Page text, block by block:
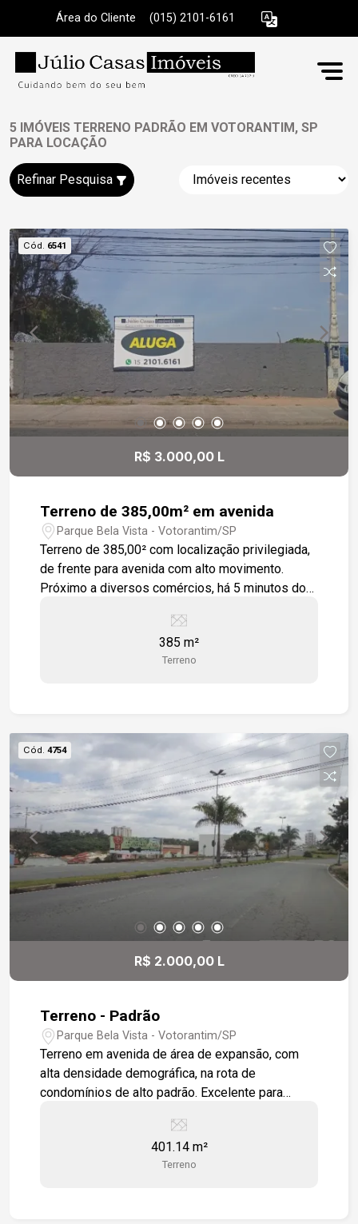
Área do Cliente (015) 2101-6161
5 IMÓVEIS TERRENO PADRÃO EM VOTORANTIM, SP
PARA LOCAÇÃO
Refinar Pesquisa
Cód. 6541
R$ 3.000,00 L
Terreno de 385,00m² em avenida
Parque Bela Vista - Votorantim/SP
Terreno de 385,00² com localização privilegiada,
de frente para avenida com alto movimento.
Próximo a diversos comércios, há 5 minutos do
385 m²
Terreno
Cód. 4754
R$ 2.000,00 L
Terreno - Padrão
Parque Bela Vista - Votorantim/SP
Terreno em avenida de área de expansão, com
alta densidade demográfica, na rota de
condomínios de alto padrão. Excelente para
401.14 m²
Terreno